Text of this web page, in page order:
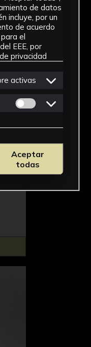
de datos
incluye, por un
de acuerdo
el
EEE, por
privacidad
activas
Permitir cookies
Aceptar
todas